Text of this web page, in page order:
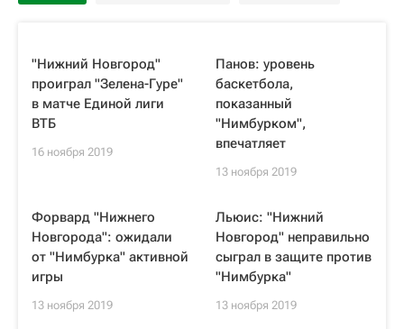
"Нижний Новгород"
проиграл "Зелена-Гуре"
в матче Единой лиги
ВТБ
16 ноября 2019
Панов: уровень
баскетбола,
показанный
"Нимбурком",
впечатляет
13 ноября 2019
Форвард "Нижнего
Новгорода": ожидали
от "Нимбурка" активной
игры
13 ноября 2019
Льюис: "Нижний
Новгород" неправильно
сыграл в защите против
"Нимбурка"
13 ноября 2019